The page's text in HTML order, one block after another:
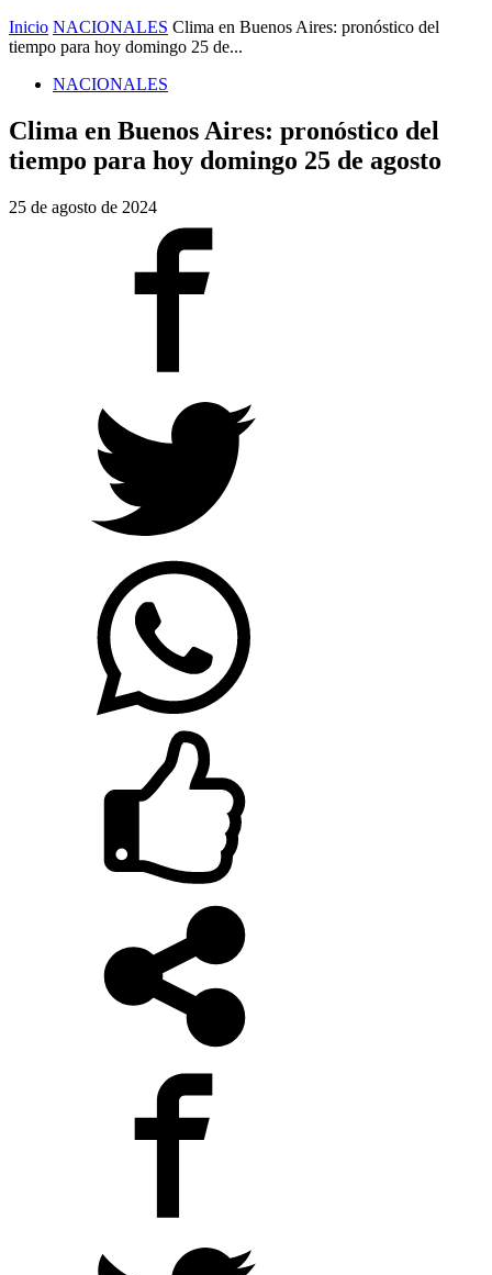
Inicio NACIONALES Clima en Buenos Aires: pronóstico del
tiempo para hoy domingo 25 de...
NACIONALES
Clima en Buenos Aires: pronóstico del
tiempo para hoy domingo 25 de agosto
25 de agosto de 2024